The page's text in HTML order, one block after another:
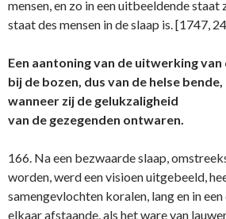
mensen, en zo in een uitbeeldende staat
staat des mensen in de slaap is. [1747,
Een aantoning van de uitwerking
bij de bozen, dus van de helse bende,
wanneer zij de gelukzaligheid
van de gezegenden ontwaren.
166. Na een bezwaarde slaap,
worden, werd een visioen uitgebeeld,
samengevlochten koralen, lang en in
elkaar afstaande, als het ware van